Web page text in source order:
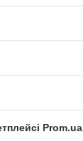
Prom.ua